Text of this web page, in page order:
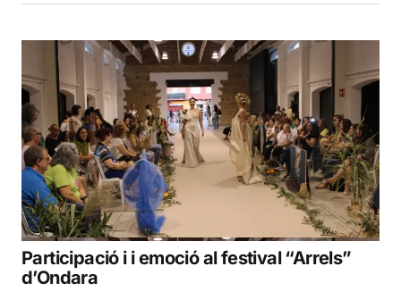
Participació i i emoció al festival “Arrels”
d’Ondara